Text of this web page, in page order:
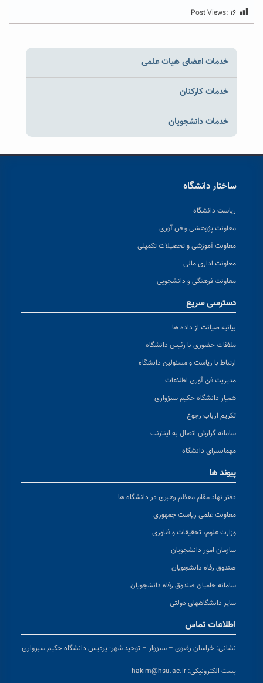
Post Views: ۱۶
خدمات اعضای هیات علمی
خدمات کارکنان
خدمات دانشجویان
ساختار دانشگاه
ریاست دانشگاه
معاونت پژوهشی و فن آوری
معاونت آموزشی و تحصیلات تکمیلی
معاونت اداری مالی
معاونت فرهنگی و دانشجویی
دسترسی سریع
بیانیه صیانت از داده ها
ملاقات حضوری با رئیس دانشگاه
ارتباط با ریاست و مسئولین دانشگاه
مدیریت فن آوری اطلاعات
همیار دانشگاه حکیم سبزواری
تکریم ارباب رجوع
سامانه گزارش اتصال به اینترنت
مهمانسرای دانشگاه
پیوند ها
دفتر نهاد مقام معظم رهبری در دانشگاه ها
معاونت علمی ریاست جمهوری
وزارت علوم، تحقیقات و فناوری
سازمان امور دانشجویان
صندوق رفاه دانشجویان
سامانه حامیان صندوق رفاه دانشجویان
سایر دانشگاههای دولتی
اطلاعات تماس
نشانی: خراسان رضوی – سبزوار – توحید شهر- پردیس دانشگاه حکیم سبزواری
پست الکترونیکی: hakim@hsu.ac.ir